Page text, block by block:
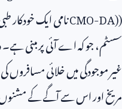
(
CMO-DA)نامی ایک خودکار
سسٹم، جو کہ اے آئی پر مبنی ہے۔
غیر موجودگی میں خلائی
مریخ اور اس سے آگے کے مشنوں